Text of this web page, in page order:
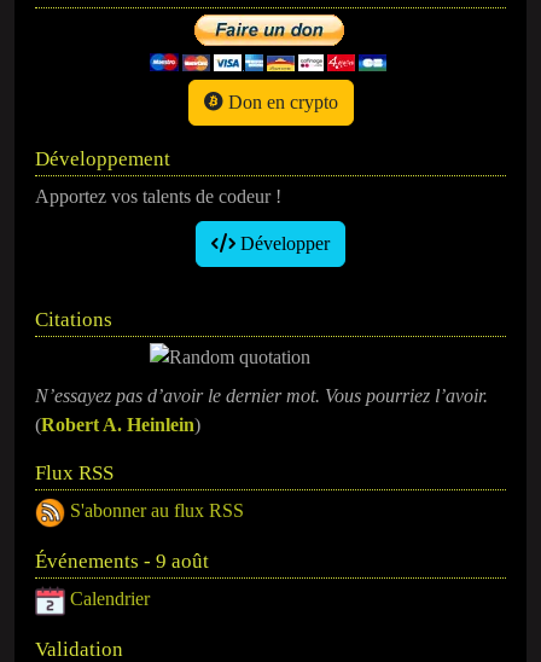
Don en crypto
Développement
Apportez vos talents de codeur !
Développer
Citations
N’essayez pas d’avoir le dernier mot. Vous pourriez l’avoir.
(Robert A. Heinlein)
Flux RSS
S'abonner au flux RSS
Événements - 9 août
Calendrier
Validation